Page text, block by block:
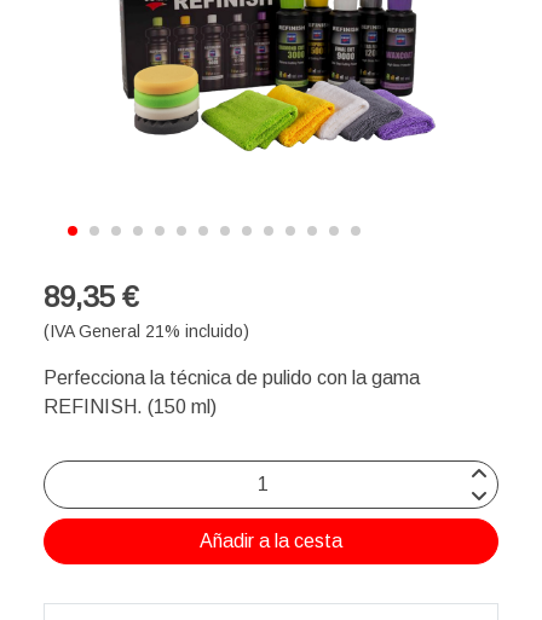
89,35 €
(IVA General 21% incluido)
Perfecciona la técnica de pulido con la gama
REFINISH. (150 ml)
Añadir a la cesta